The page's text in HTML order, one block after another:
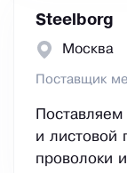
Steelborg
Москва
Поставщик
и листовой
проволоки